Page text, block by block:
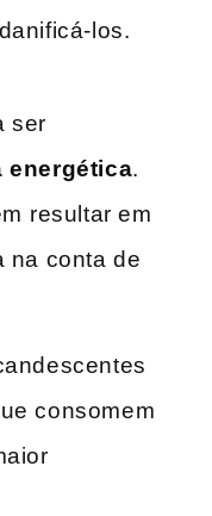
los.
ser
‌energética.
⁢resultar em
na conta de
consomem